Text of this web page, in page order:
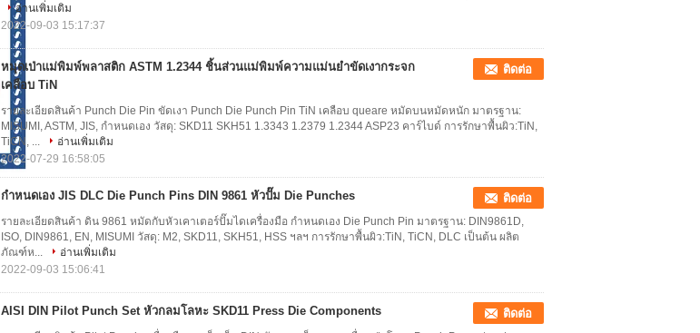
อ่านเพิ่มเติม
2022-09-03 15:17:37
หมุดเป่าแม่พิมพ์พลาสติก ASTM 1.2344 ชิ้นส่วนแม่พิมพ์ความแม่นยำขัดเงากระจก
เคลือบ TiN
ติดต่อ
รายละเอียดสินค้า Punch Die Pin ขัดเงา Punch Die Punch Pin TiN เคลือบ queare หมัดบนหมัดหนัก มาตรฐาน:
MISUMI, ASTM, JIS, กำหนดเอง วัสดุ: SKD11 SKH51 1.3343 1.2379 1.2344 ASP23 คาร์ไบด์ การรักษาพื้นผิว:TiN,
TiCN, ...
อ่านเพิ่มเติม
2022-07-29 16:58:05
กำหนดเอง JIS DLC Die Punch Pins DIN 9861 หัวปั๊ม Die Punches ติดต่อ
รายละเอียดสินค้า ดิน 9861 หมัดกับหัวเคาเตอร์ปั๊มไดเครื่องมือ กำหนดเอง Die Punch Pin มาตรฐาน: DIN9861D,
ISO, DIN9861, EN, MISUMI วัสดุ: M2, SKD11, SKH51, HSS ฯลฯ การรักษาพื้นผิว:TiN, TiCN, DLC เป็นต้น ผลิต
ภัณฑ์ห...
อ่านเพิ่มเติม
2022-09-03 15:06:41
AISI DIN Pilot Punch Set หัวกลมโลหะ SKD11 Press Die Components ติดต่อ